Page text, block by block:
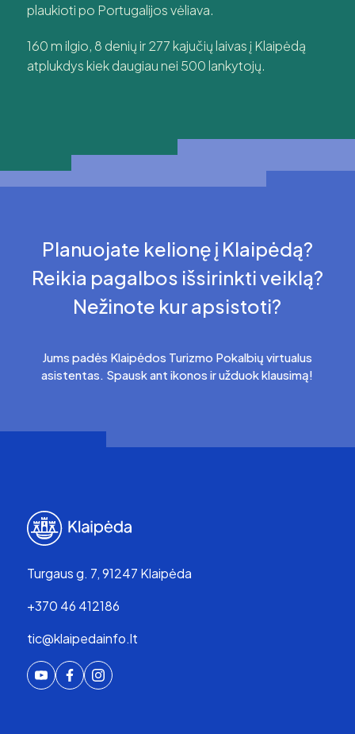
plaukioti po Portugalijos vėliava.
160 m ilgio, 8 denių ir 277 kajučių laivas į Klaipėdą
atplukdys kiek daugiau nei 500 lankytojų.
Planuojate kelionę į Klaipėdą?
Reikia pagalbos išsirinkti veiklą?
Nežinote kur apsistoti?
Jums padės Klaipėdos Turizmo Pokalbių virtualus
asistentas. Spausk ant ikonos ir užduok klausimą!
Turgaus g. 7, 91247 Klaipėda
+370 46 412186
tic@klaipedainfo.lt